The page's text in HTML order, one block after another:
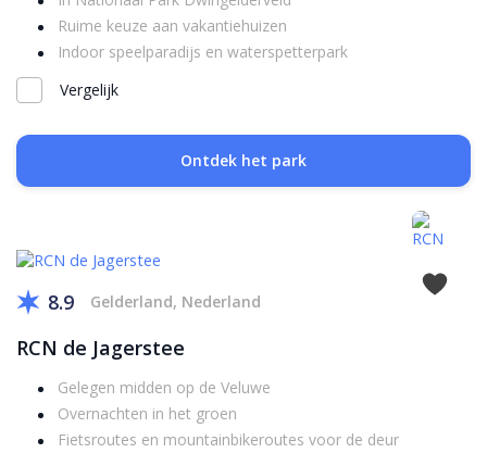
Ruime keuze aan vakantiehuizen
Indoor speelparadijs en waterspetterpark
Vergelijk
Ontdek het park
8.9 Gelderland, Nederland
RCN de Jagerstee
Gelegen midden op de Veluwe
Overnachten in het groen
Fietsroutes en mountainbikeroutes voor de deur